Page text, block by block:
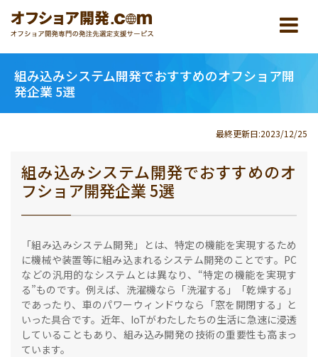
組み込みシステム開発でおすすめのオフショア開
発企業 5選
最終更新日:2023/12/25
組み込みシステム開発でおすすめのオ
フショア開発企業 5選
「組み込みシステム開発」とは、特定の機能を実現するため
に機械や装置等に組み込まれるシステム開発のことです。PC
などの汎用的なシステムとは異なり、“特定の機能を実現す
る”ものです。例えば、洗濯機なら「洗濯する」「乾燥する」
であったり、車のパワーウィンドウなら「窓を開閉する」と
いった具合です。近年、IoTがわたしたちの生活に急速に浸透
していることもあり、組み込み開発の技術の重要性も高まっ
ています。